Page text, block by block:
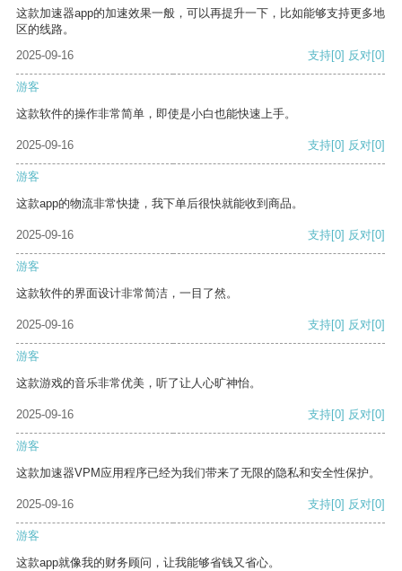
这款加速器app的加速效果一般，可以再提升一下，比如能够支持更多地
区的线路。
2025-09-16
支持[0] 反对[0]
游客
这款软件的操作非常简单，即使是小白也能快速上手。
2025-09-16 支持[0] 反对[0]
游客
这款app的物流非常快捷，我下单后很快就能收到商品。
2025-09-16 支持[0] 反对[0]
游客
这款软件的界面设计非常简洁，一目了然。
2025-09-16 支持[0] 反对[0]
游客
这款游戏的音乐非常优美，听了让人心旷神怡。
2025-09-16 支持[0] 反对[0]
游客
这款加速器VPM应用程序已经为我们带来了无限的隐私和安全性保护。
2025-09-16 支持[0] 反对[0]
游客
这款app就像我的财务顾问，让我能够省钱又省心。